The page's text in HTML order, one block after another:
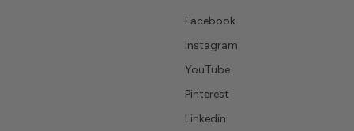
Facebook
Instagram
YouTube
Pinterest
Linkedin